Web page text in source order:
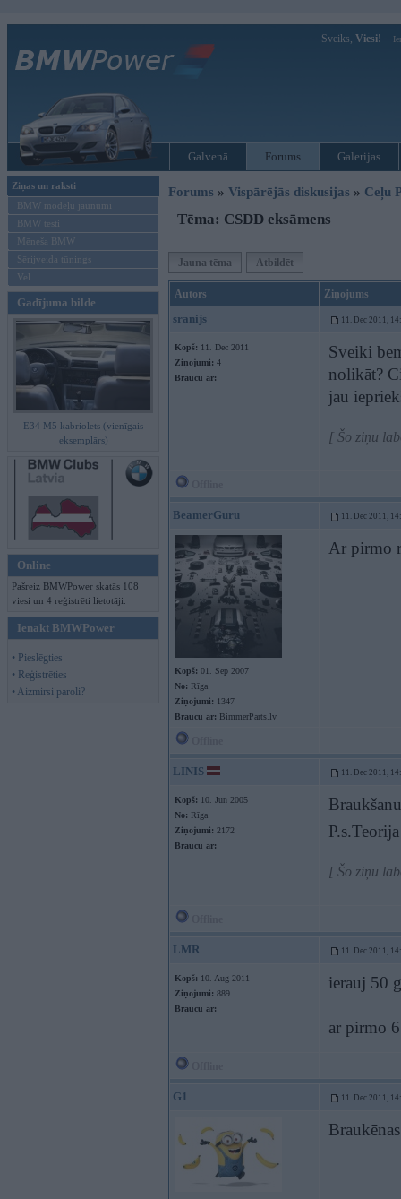
Sveiks, Viesi!
Galvenā Forums Galerijas
Ziņas un raksti
BMW modeļu jaunumi
BMW testi
Mēneša BMW
Sērijveida tūnings
Vel...
Gadījuma bilde
E34 M5 kabriolets (vienīgais
eksemplārs)
Online
Pašreiz BMWPower skatās 108
viesi un 4 reģistrēti lietotāji.
Ienākt BMWPower
• Pieslēgties
• Reģistrēties
• Aizmirsi paroli?
Forums » Vispārējās diskusijas » Ceļu
Tēma: CSDD eksāmens
Jauna tēma Atbildēt
Autors Ziņojums
sranijs 11. Dec 2011,
Kopš: 11. Dec 2011
Ziņojumi: 4
Braucu ar:
Sveiki
nolikāt?
jau
[ Šo ziņu
BeamerGuru 11. Dec 2011,
Kopš: 01. Sep 2007
No: Rīga
Ziņojumi: 1347
Braucu ar: BimmerParts.lv
Ar pirmo
LINIS 11. Dec 2011,
Kopš: 10. Jun 2005
No: Rīga
Ziņojumi: 2172
Braucu ar:
[ Šo ziņu
LMR 11. Dec 2011,
Kopš: 10. Aug 2011
Ziņojumi: 889
Braucu ar:
ierauj 50
ar pirmo
G1 11. Dec 2011,